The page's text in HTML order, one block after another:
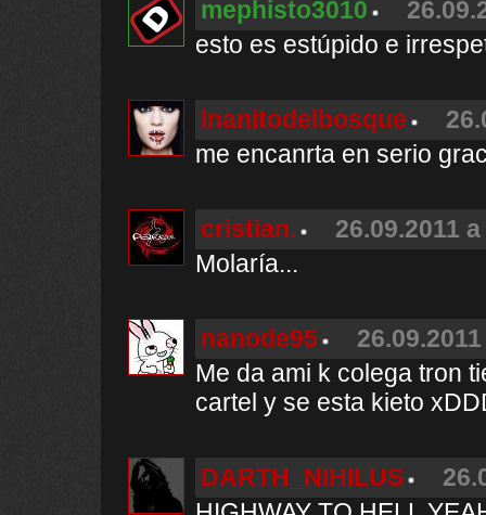
mephisto3010
esto es estúpido e
lnanitodelbosque
me encanrta en serio
cristian.
26.09.2011
Molaría...
nanode95
Me da ami k colega tron
cartel y se esta kieto
DARTH_NIHILUS